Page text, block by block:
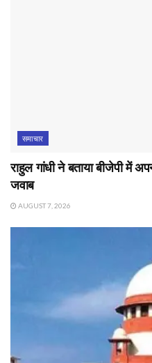
समाचार
राहुल गांधी ने बताया बीजेपी में
जवाब
AUGUST 7, 2026